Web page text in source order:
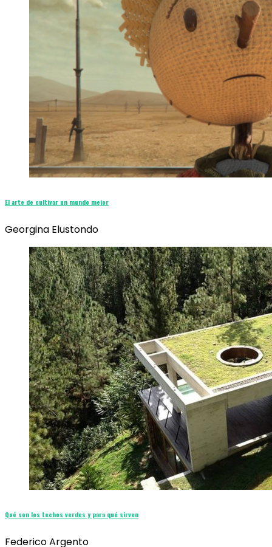
El arte de cultivar un mundo mejor
Georgina Elustondo
Qué son los techos verdes y para qué sirven
Federico Argento